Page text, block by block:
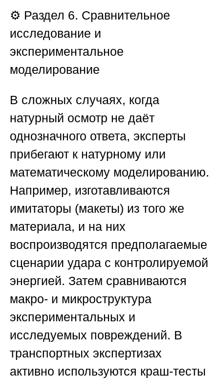
⚙️ Раздел 6. Сравнительное
исследование и
экспериментальное
моделирование
В сложных случаях, когда
натурный осмотр не даёт
однозначного ответа, эксперты
прибегают к натурному или
математическому моделированию.
Например, изготавливаются
имитаторы (макеты) из того же
материала, и на них
воспроизводятся предполагаемые
сценарии удара с контролируемой
энергией. Затем сравниваются
макро- и микроструктура
экспериментальных и
исследуемых повреждений. В
транспортных экспертизах
активно используются краш-тесты